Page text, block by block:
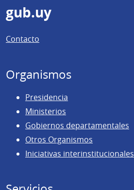
Pie
de
página
gub.uy
Contacto
Organismos
Presidencia
Ministerios
Gobiernos departamentales
Otros Organismos
Iniciativas interinstitucionales